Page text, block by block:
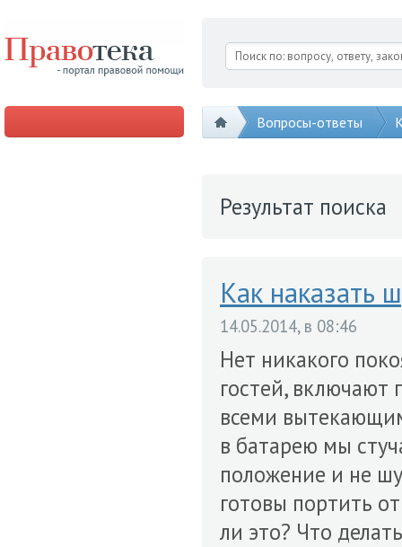
Вопросы-ответы
Результат поиска
Как наказать
14.05.2014, в 08:46
Нет никакого
гостей, включают
всеми
в батарею мы
положение и не
готовы портить
ли это? Что